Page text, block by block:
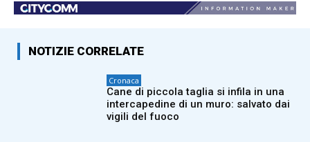
NOTIZIE CORRELATE
Cronaca
Cane di piccola taglia si infila in una
intercapedine di un muro: salvato dai
vigili del fuoco